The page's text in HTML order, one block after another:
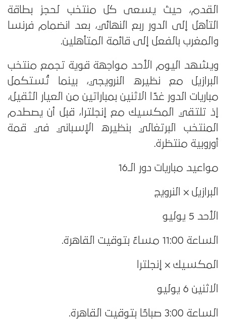
القدم، حيث يسعى كل منتخب لحجز بطاقة
التأهل إلى الدور ربع النهائي، بعد انضمام فرنسا
والمغرب بالفعل إلى قائمة المتأهلين.
ويشهد اليوم الأحد مواجهة قوية تجمع منتخب
البرازيل مع نظيره النرويجي، بينما تُستكمل
مباريات الدور غدًا الاثنين بمباراتين من العيار الثقيل،
إذ تلتقي المكسيك مع إنجلترا، قبل أن يصطدم
المنتخب البرتغالي بنظيره الإسباني في قمة
أوروبية منتظرة.
مواعيد مباريات دور الـ16
البرازيل × النرويج
الأحد 5 يوليو
الساعة 11:00 مساءً بتوقيت القاهرة.
المكسيك × إنجلترا
الاثنين 6 يوليو
الساعة 3:00 صباحًا بتوقيت القاهرة.